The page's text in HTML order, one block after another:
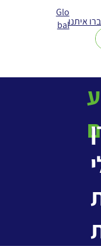
איתנו
Glo
bal